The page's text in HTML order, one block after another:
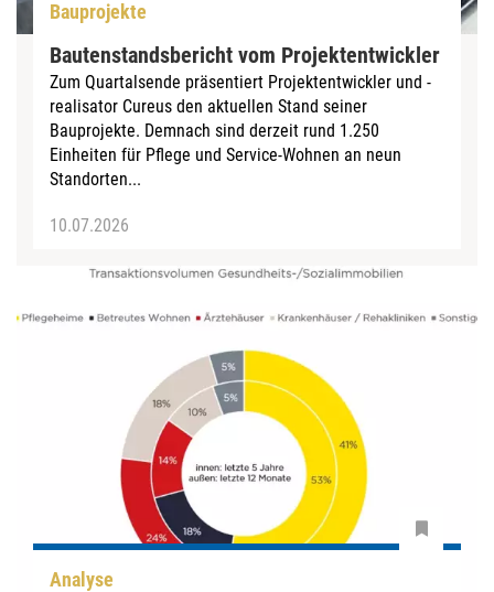
Bauprojekte
Bautenstandsbericht vom Projektentwickler
Zum Quartalsende präsentiert Projektentwickler und -
realisator Cureus den aktuellen Stand seiner
Bauprojekte. Demnach sind derzeit rund 1.250
Einheiten für Pflege und Service-Wohnen an neun
Standorten...
10.07.2026
Analyse